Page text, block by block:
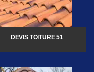
DEVIS TOITURE 51